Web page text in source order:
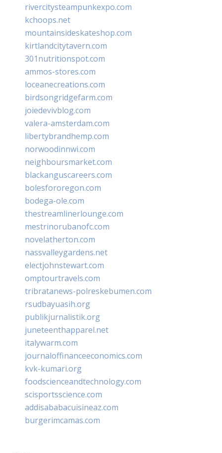
rivercitysteampunkexpo.com
kchoops.net
mountainsideskateshop.com
kirtlandcitytavern.com
301nutritionspot.com
ammos-stores.com
loceanecreations.com
birdsongridgefarm.com
joiedevivblog.com
valera-amsterdam.com
libertybrandhemp.com
norwoodinnwi.com
neighboursmarket.com
blackanguscareers.com
bolesfororegon.com
bodega-ole.com
thestreamlinerlounge.com
mestrinorubanofc.com
novelatherton.com
nassvalleygardens.net
electjohnstewart.com
omptourtravels.com
tribratanews-polreskebumen.com
rsudbayuasih.org
publikjurnalistik.org
juneteenthapparel.net
italywarm.com
journaloffinanceeconomics.com
kvk-kumari.org
foodscienceandtechnology.com
scisportsscience.com
addisababacuisineaz.com
burgerimcamas.com